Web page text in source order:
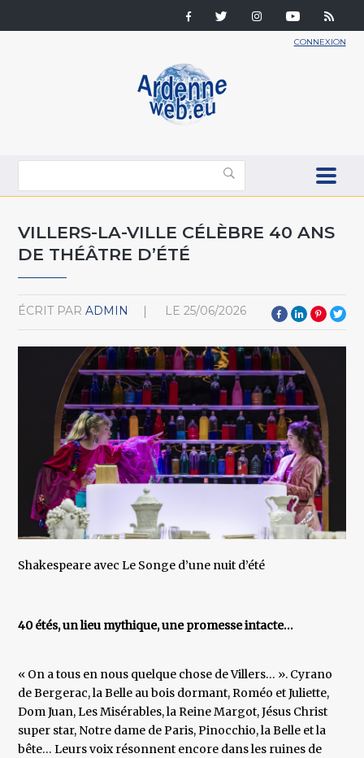
CONNEXION
VILLERS-LA-VILLE CÉLÈBRE 40 ANS
DE THÉÂTRE D’ÉTÉ
ÉCRIT PAR ADMIN LE 25/06/2026
Shakespeare avec Le Songe d’une nuit d’été
40 étés, un lieu mythique, une promesse intacte…
« On a tous en nous quelque chose de Villers… ». Cyrano
de Bergerac, la Belle au bois dormant, Roméo et Juliette,
Dom Juan, Les Misérables, la Reine Margot, Jésus Christ
super star, Notre dame de Paris, Pinocchio, la Belle et la
bête… Leurs voix résonnent encore dans les ruines de